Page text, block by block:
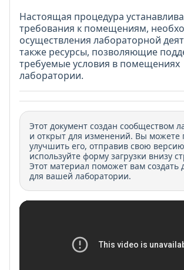
Настоящая процедура
требования к помещениям,
осуществления лабораторной
также ресурсы, позволяющие
требуемые условия в помещениях
лаборатории.
Этот документ создан сообществом
и открыт для изменений. Вы можете
улучшить его, отправив свою
используйте форму загрузки внизу
Этот материал поможет вам создать
для вашей лаборатории.